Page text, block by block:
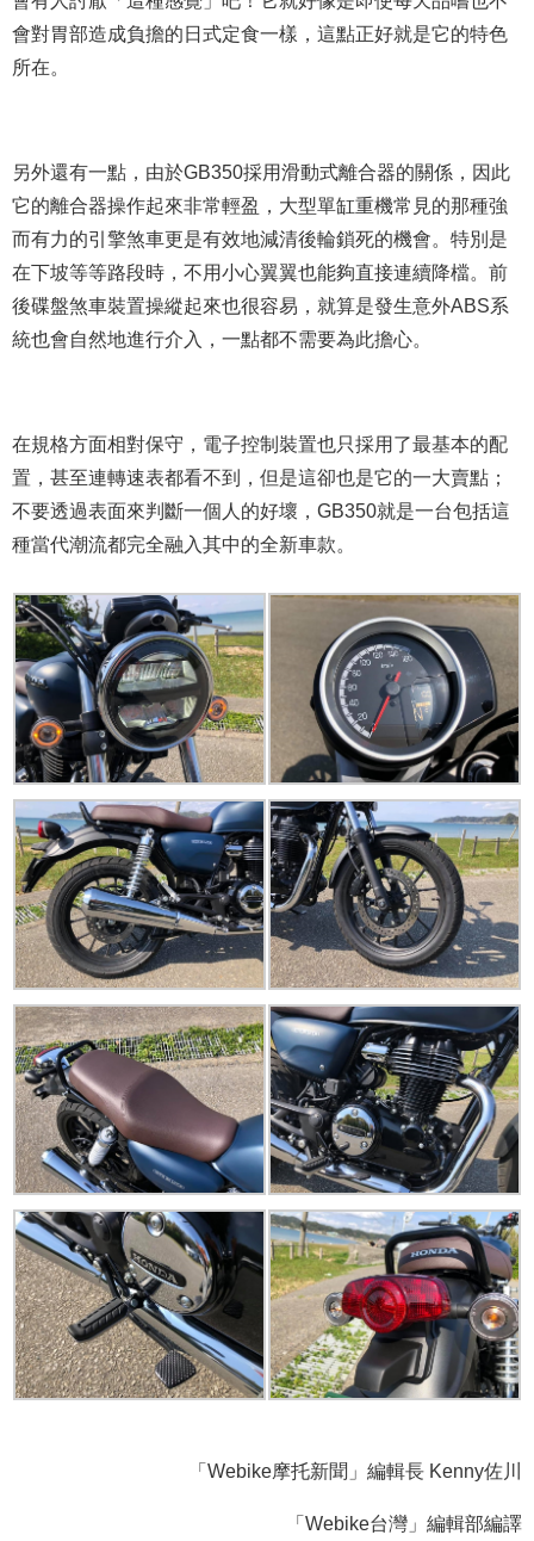
會對胃部造成負擔的日式定食一樣，這點正好就是它的特色
所在。
另外還有一點，由於GB350採用滑動式離合器的關係，因此
它的離合器操作起來非常輕盈，大型單缸重機常見的那種強
而有力的引擎煞車更是有效地減清後輪鎖死的機會。特別是
在下坡等等路段時，不用小心翼翼也能夠直接連續降檔。前
後碟盤煞車裝置操縱起來也很容易，就算是發生意外ABS系
統也會自然地進行介入，一點都不需要為此擔心。
在規格方面相對保守，電子控制裝置也只採用了最基本的配
置，甚至連轉速表都看不到，但是這卻也是它的一大賣點；
不要透過表面來判斷一個人的好壞，GB350就是一台包括這
種當代潮流都完全融入其中的全新車款。
「Webike摩托新聞」編輯長 Kenny佐川
「Webike台灣」編輯部編譯